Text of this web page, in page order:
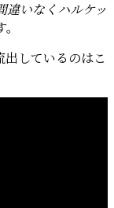
違いなくハルケッ
しているのはこ